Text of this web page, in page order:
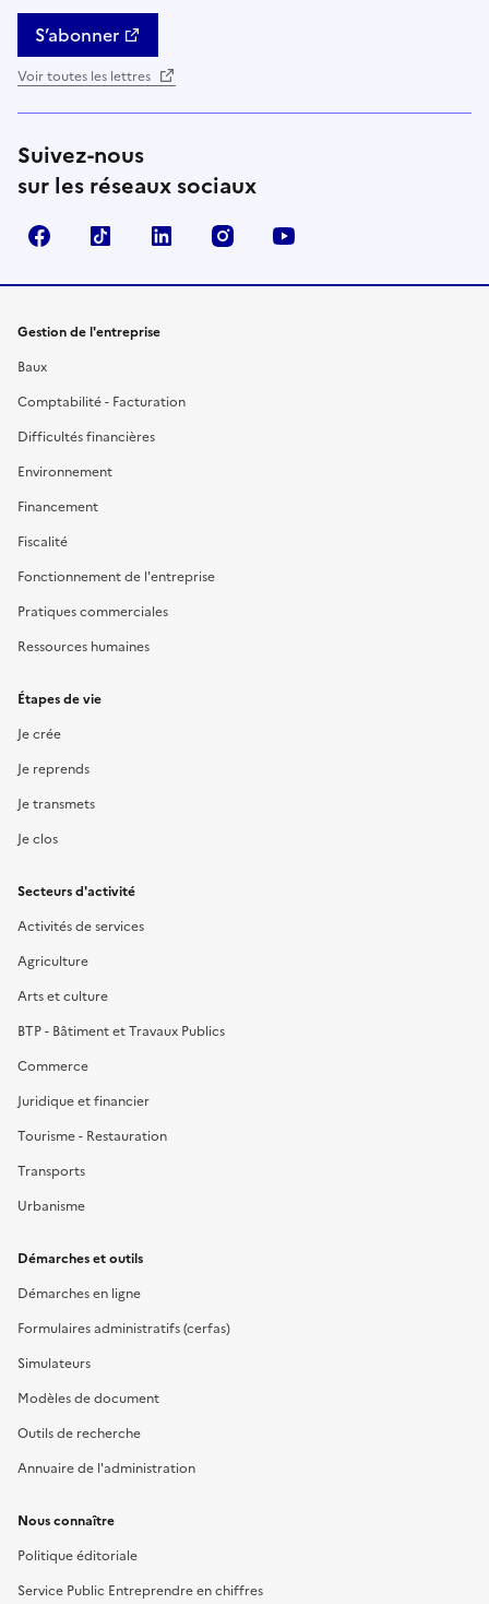
S’abonner
Voir toutes les lettres
Suivez-nous
sur les réseaux sociaux
FacebookTikTok Linkedin Instagram
Gestion de l'entreprise
Baux
Comptabilité - Facturation
Difficultés financières
Environnement
Financement
Fiscalité
Fonctionnement de l'entreprise
Pratiques commerciales
Ressources humaines
Étapes de vie
Je crée
Je reprends
Je transmets
Je clos
Secteurs d'activité
Activités de services
Agriculture
Arts et culture
BTP - Bâtiment et Travaux Publics
Commerce
Juridique et financier
Tourisme - Restauration
Transports
Urbanisme
Démarches et outils
Démarches en ligne
Formulaires administratifs (cerfas)
Simulateurs
Modèles de document
Outils de recherche
Annuaire de l'administration
Nous connaître
Politique éditoriale
Service Public Entreprendre en chiffres